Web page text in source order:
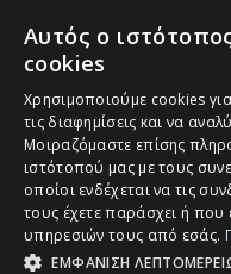
Βόρεια Προάστια
Νέο Ηράκλειο -
Ζαλοκώστα 18 &
14121, Τηλ:210
Αυτός ο
cookies
Χρησιμοποιούμε cookies
τις διαφημίσεις και να
Μοιραζόμαστε επίσης
ιστότοπού μας με τους
οποίοι ενδέχεται να τις
τους έχετε παράσχει ή που
υπηρεσιών τους από εσάς.
ΕΜΦΑΝΙΣΗ